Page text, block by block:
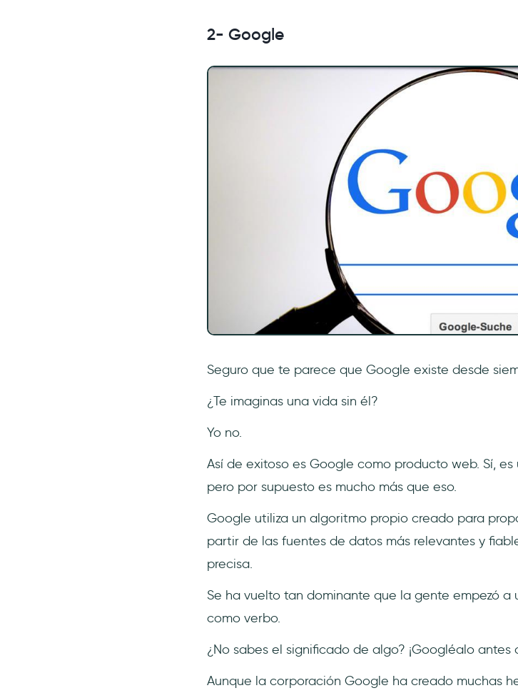
2- Google
Seguro que te parece que Google existe desde
¿Te imaginas una vida sin él?
Yo no.
Así de exitoso es Google como producto web. Sí,
pero por supuesto es mucho más que eso.
Google utiliza un algoritmo propio creado para
partir de las fuentes de datos más relevantes y
precisa.
Se ha vuelto tan dominante que la gente empezó a
como verbo.
¿No sabes el significado de algo? ¡Googléalo antes
Aunque la corporación Google ha creado muchas